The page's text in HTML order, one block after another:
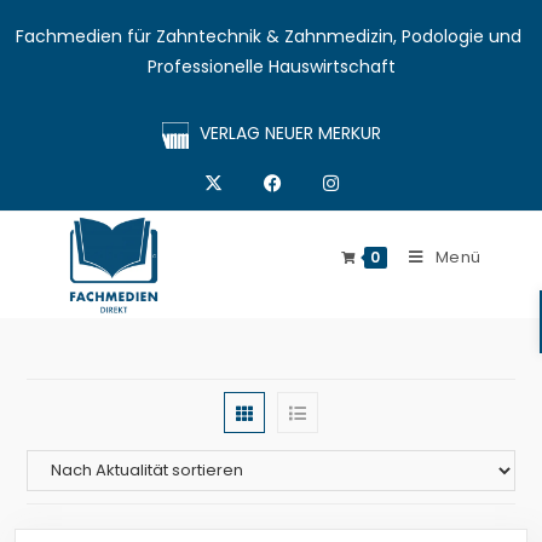
Fachmedien für Zahntechnik & Zahnmedizin, Podologie und
Professionelle Hauswirtschaft
VERLAG NEUER MERKUR
0 Menü